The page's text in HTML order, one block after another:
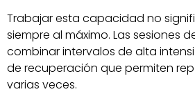
Trabajar esta capacidad no
siempre al máximo. Las sesiones
combinar intervalos de alta
de recuperación que permiten
varias veces.